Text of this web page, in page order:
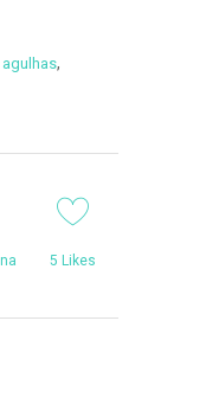
agulhas,
5 Likes